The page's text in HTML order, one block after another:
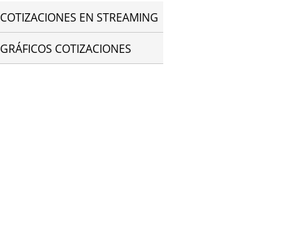
COTIZACIONES EN STREAMING
GRÁFICOS COTIZACIONES